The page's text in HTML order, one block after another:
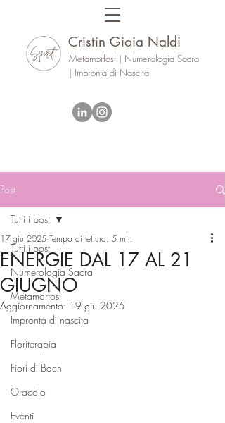
Cristin Gioia Naldi
Metamorfosi | Numerologia Sacra
| Impronta di Nascita
Post
Tutti i post
Numerologia Sacra
Metamorfosi
Impronta di nascita
Floriterapia
Fiori di Bach
Oracolo
Eventi
Tutti i post
ENERGIE DAL 17 AL 21
GIUGNO
17 giu 2025 Tempo di lettura: 5 min
Aggiornamento: 19 giu 2025